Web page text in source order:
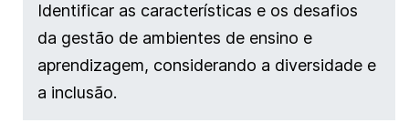
Identificar as características e os desafios
da gestão de ambientes de ensino e
aprendizagem, considerando a diversidade e
a inclusão.